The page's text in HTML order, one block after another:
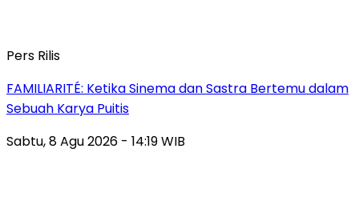
Pers Rilis
FAMILIARITÉ: Ketika Sinema dan Sastra Bertemu dalam
Sebuah Karya Puitis
Sabtu, 8 Agu 2026 - 14:19 WIB